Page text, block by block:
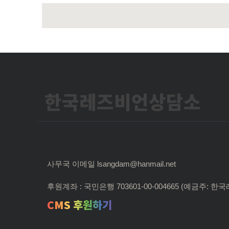
한국레즈비언상담소
사무국 이메일 lsangdam@hanmail.net
후원계좌 : 국민은행 703601-00-004665 (예금주: 한국
CMS 후원하기